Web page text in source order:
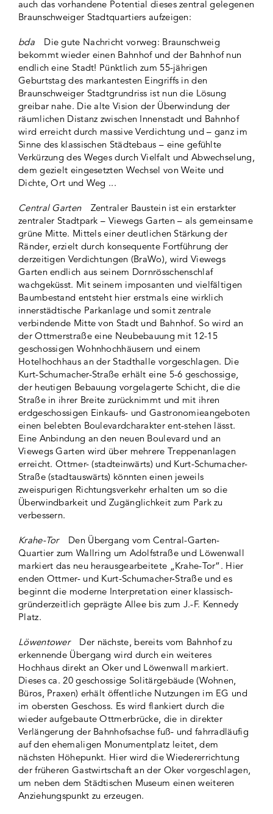
auch das vorhandene Potential dieses zentral gelegenen
Braunschweiger Stadtquartiers aufzeigen:
bdaDie gute Nachricht vorweg: Braunschweig
bekommt wieder einen Bahnhof und der Bahnhof nun
endlich eine Stadt! Pünktlich zum 55-jährigen
Geburtstag des markantesten Eingriffs in den
Braunschweiger Stadtgrundriss ist nun die Lösung
greibar nahe. Die alte Vision der Überwindung der
räumlichen Distanz zwischen Innenstadt und Bahnhof
wird erreicht durch massive Verdichtung und – ganz im
Sinne des klassischen Städtebaus – eine gefühlte
Verkürzung des Weges durch Vielfalt und Abwechselung,
dem gezielt eingesetzten Wechsel von Weite und
Dichte, Ort und Weg ...
Central GartenZentraler Baustein ist ein erstarkter
zentraler Stadtpark – Viewegs Garten – als gemeinsame
grüne Mitte. Mittels einer deutlichen Stärkung der
Ränder, erzielt durch konsequente Fortführung der
derzeitigen Verdichtungen (BraWo), wird Viewegs
Garten endlich aus seinem Dornrösschenschlaf
wachgeküsst. Mit seinem imposanten und vielfältigen
Baumbestand entsteht hier erstmals eine wirklich
innerstädtische Parkanlage und somit zentrale
verbindende Mitte von Stadt und Bahnhof. So wird an
der Ottmerstraße eine Neubebauung mit 12-15
geschossigen Wohnhochhäusern und einem
Hotelhochhaus an der Stadthalle vorgeschlagen. Die
Kurt-Schumacher-Straße erhält eine 5-6 geschossige,
der heutigen Bebauung vorgelagerte Schicht, die die
Straße in ihrer Breite zurücknimmt und mit ihren
erdgeschossigen Einkaufs- und Gastronomieangeboten
einen belebten Boulevardcharakter ent-stehen lässt.
Eine Anbindung an den neuen Boulevard und an
Viewegs Garten wird über mehrere Treppenanlagen
erreicht. Ottmer- (stadteinwärts) und Kurt-Schumacher-
Straße (stadtauswärts) könnten einen jeweils
zweispurigen Richtungsverkehr erhalten um so die
Überwindbarkeit und Zugänglichkeit zum Park zu
verbessern.
Krahe-TorDen Übergang vom Central-Garten-
Quartier zum Wallring um Adolfstraße und Löwenwall
markiert das neu herausgearbeitete „Krahe-Tor“. Hier
enden Ottmer- und Kurt-Schumacher-Straße und es
beginnt die moderne Interpretation einer klassisch-
gründerzeitlich geprägte Allee bis zum J.-F. Kennedy
Platz.
LöwentowerDer nächste, bereits vom Bahnhof zu
erkennende Übergang wird durch ein weiteres
Hochhaus direkt an Oker und Löwenwall markiert.
Dieses ca. 20 geschossige Solitärgebäude (Wohnen,
Büros, Praxen) erhält öffentliche Nutzungen im EG und
im obersten Geschoss. Es wird flankiert durch die
wieder aufgebaute Ottmerbrücke, die in direkter
Verlängerung der Bahnhofsachse fuß- und fahrradläufig
auf den ehemaligen Monumentplatz leitet, dem
nächsten Höhepunkt. Hier wird die Wiedererrichtung
der früheren Gastwirtschaft an der Oker vorgeschlagen,
um neben dem Städtischen Museum einen weiteren
Anziehungspunkt zu erzeugen.